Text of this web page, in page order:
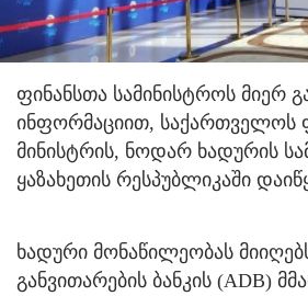
ფინანსთა სამინისტროს მიერ
ინფორმაციით, საქართველოს
მინისტრის, ნოდარ ხადურის
ყაზახეთის რესპუბლიკაში
ხადური მონაწილეობას
განვითარების ბანკის (ADB)